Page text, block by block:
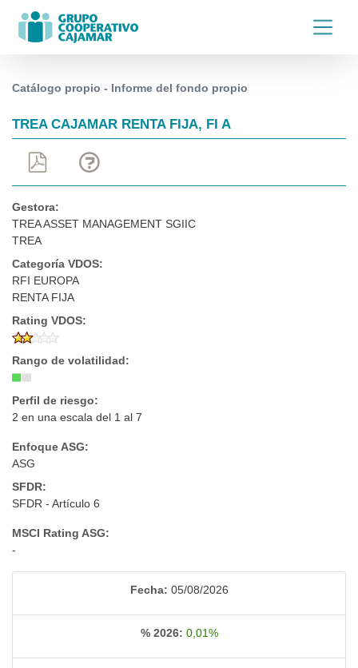
Catálogo propio - Informe del fondo propio
TREA CAJAMAR RENTA FIJA, FI A
Gestora:
TREA ASSET MANAGEMENT SGIIC
TREA
Categoría VDOS:
RFI EUROPA
RENTA FIJA
Rating VDOS:
Rango de volatilidad:
Perfil de riesgo:
2 en una escala del 1 al 7
Enfoque ASG:
ASG
SFDR:
SFDR - Artículo 6
MSCI Rating ASG:
-
Fecha: 05/08/2026
% 2026: 0,01%